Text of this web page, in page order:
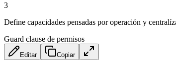
3
Define capacidades pensadas por operación y
Guard clause de permisos
Editar Copiar